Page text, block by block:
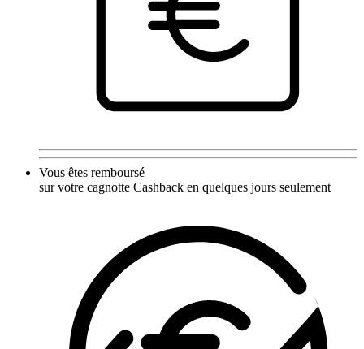
Vous êtes remboursé
sur votre cagnotte Cashback en quelques jours seulement